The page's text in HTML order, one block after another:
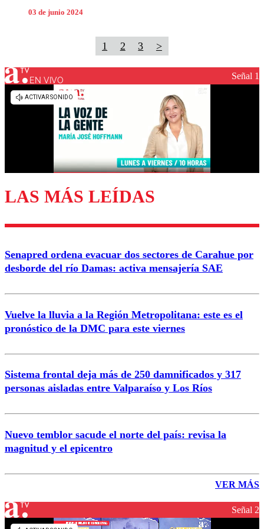
03 de junio 2024
1 2 3 >
EN VIVO Señal 1
LAS MÁS LEÍDAS
Senapred ordena evacuar dos sectores de Carahue por
desborde del río Damas: activa mensajería SAE
Vuelve la lluvia a la Región Metropolitana: este es el
pronóstico de la DMC para este viernes
Sistema frontal deja más de 250 damnificados y 317
personas aisladas entre Valparaíso y Los Ríos
Nuevo temblor sacude el norte del país: revisa la
magnitud y el epicentro
VER MÁS
Señal 2